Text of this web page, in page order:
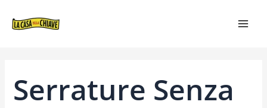
Serrature Senza
ARTICOLI